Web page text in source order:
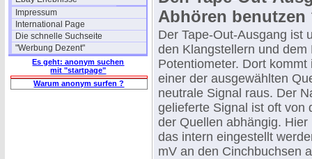
Impressum
International Page
Die schnelle Suchseite
"Werbung Dezent"
Es geht: anonym suchen
mit "startpage"
Warum anonym surfen ?
Abhören benutzen
Der Tape-Out-Ausgang ist
den Klangstellern und dem
Potentiometer. Dort kommt
einer der ausgewählten
neutrale Signal raus. Der
gelieferte Signal ist oft von
der Quellen abhängig.
das intern eingestellt
mV an den Cinchbuchsen